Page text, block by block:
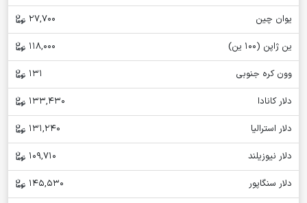
یوان چین
27,700
ین ژاپن (100 ین)
118,000
وون کره جنوبی
131
دلار کانادا
133,430
دلار استرالیا
131,240
دلار نیوزیلند
109,710
دلار سنگاپور
145,530